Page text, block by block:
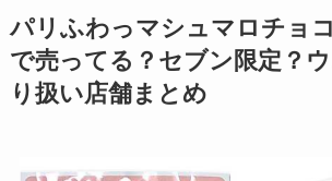
パリふわっマシュマロチョ
で売ってる？セブン限定？
り扱い店舗まとめ